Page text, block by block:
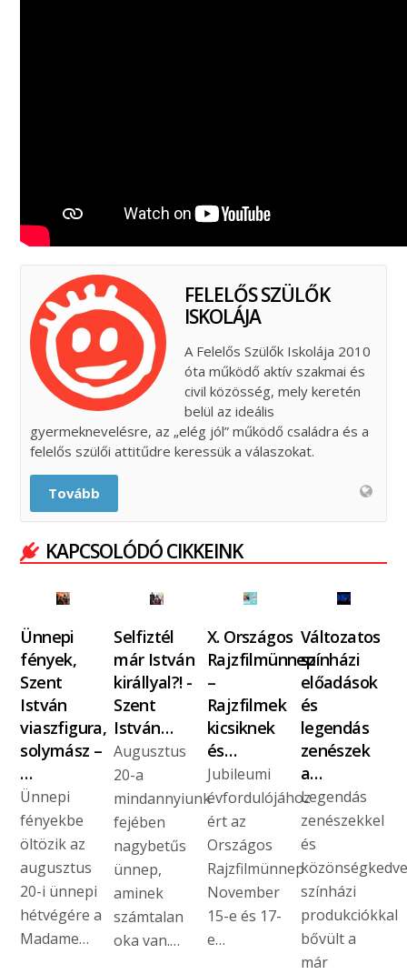
FELELŐS SZÜLŐK
ISKOLÁJA
A Felelős Szülők Iskolája 2010
óta működő aktív szakmai és
civil közösség, mely keretén
belül az ideális
gyermeknevelésre, az „elég jól” működő családra és a
felelős szülői attitűdre keressük a válaszokat.
Tovább
KAPCSOLÓDÓ CIKKEINK
Ünnepi
fények,
Szent
István
viaszfigura,
solymász –
…
Ünnepi
fényekbe
öltözik az
augusztus
20-i ünnepi
hétvégére a
Madame…
Selfiztél
már István
királlyal?! -
Szent
István…
Augusztus
20-a
mindannyiunk
fejében
nagybetűs
ünnep,
aminek
számtalan
oka van.…
X. Országos
Rajzfilmünnep
–
Rajzfilmek
kicsiknek
és…
Jubileumi
évfordulójához
ért az
Országos
Rajzfilmünnep
November
15-e és 17-
e…
Változatos
színházi
előadások
és
legendás
zenészek
a…
Legendás
zenészekkel
és
színházi
produkciókkal
bővült a
már